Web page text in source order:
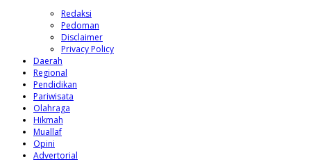
Redaksi
Pedoman
Disclaimer
Privacy Policy
Daerah
Regional
Pendidikan
Pariwisata
Olahraga
Hikmah
Muallaf
Opini
Advertorial